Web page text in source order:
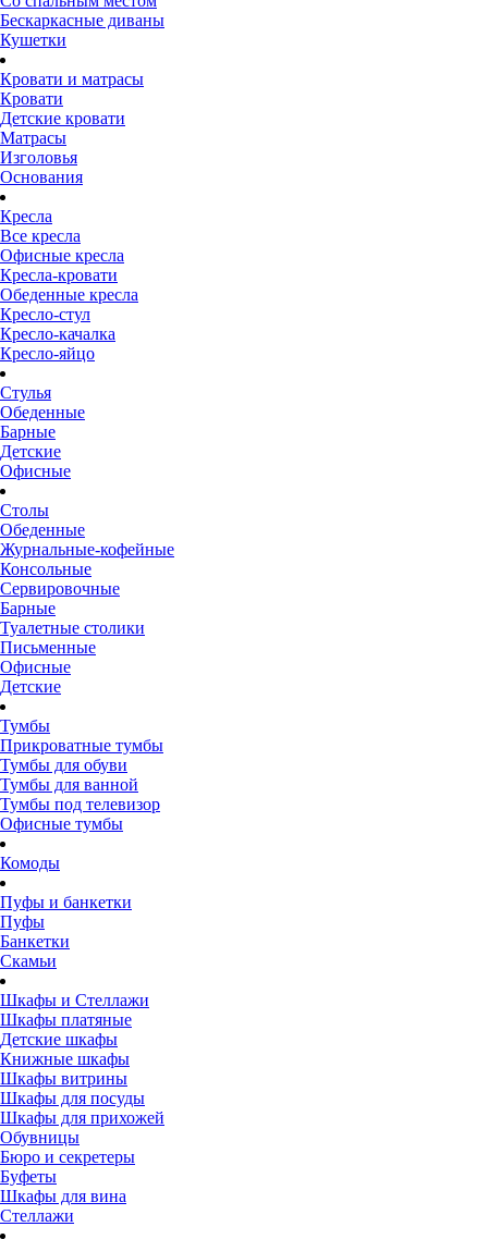
Бескаркасные диваны
Кушетки
Кровати и матрасы
Кровати
Детские кровати
Матрасы
Изголовья
Основания
Кресла
Все кресла
Офисные кресла
Кресла-кровати
Обеденные кресла
Кресло-стул
Кресло-качалка
Кресло-яйцо
Стулья
Обеденные
Барные
Детские
Офисные
Столы
Обеденные
Журнальные-кофейные
Консольные
Сервировочные
Барные
Туалетные столики
Письменные
Офисные
Детские
Тумбы
Прикроватные тумбы
Тумбы для обуви
Тумбы для ванной
Тумбы под телевизор
Офисные тумбы
Комоды
Пуфы и банкетки
Пуфы
Банкетки
Скамьи
Шкафы и Стеллажи
Шкафы платяные
Детские шкафы
Книжные шкафы
Шкафы витрины
Шкафы для посуды
Шкафы для прихожей
Обувницы
Бюро и секретеры
Буфеты
Шкафы для вина
Стеллажи